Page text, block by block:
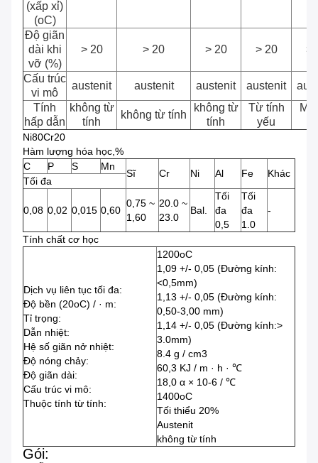
(xấp xỉ)
(oC)
Độ giãn
dài khi
vỡ (%)
> 20 > 20 > 20 > 20 >
Cấu trúc
vi mô
austenit austenit austenit austenit
Tính
hấp dẫn
không từ
tính
không từ tính
không từ
tính
Từ tính
yếu
Ni80Cr20
Hàm lượng hóa học,%
C
P S Mn
Sĩ Cr Ni Al Fe Khác
Tối đa
0,08 0,02 0,015 0,60
0,75 ~
1,60
20.0 ~
23.0
Bal.
Tối
đa
0,5
Tối
đa
1.0
-
Tính chất cơ học
Dịch vụ liên tục tối đa:
Độ bền (20oC) / · m:
Tỉ trọng:
Dẫn nhiệt:
Hệ số giãn nở nhiệt:
Độ nóng chảy:
Độ giãn dài:
Cấu trúc vi mô:
Thuộc tính từ tính:
1200oC
1,09 +/- 0,05 (Đường kính:
<0,5mm)
1,13 +/- 0,05 (Đường kính:
0,50-3,00 mm)
1,14 +/- 0,05 (Đường kính:>
3.0mm)
8.4 g / cm3
60,3 KJ / m · h · ℃
18,0 α × 10-6 / ℃
1400oC
Tối thiểu 20%
Austenit
không từ tính
Gói: